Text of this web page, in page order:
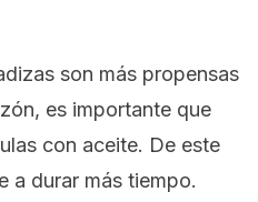
son más propensas
es importante que
con aceite. De este
a durar más tiempo.